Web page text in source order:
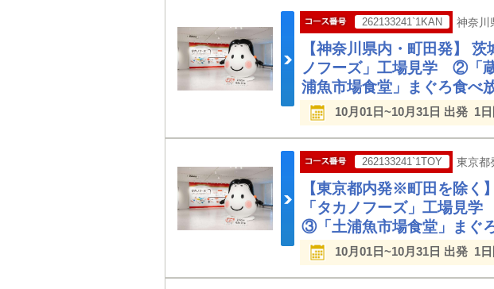
262133241`1KAN 神奈川
【神奈川県内・町田発】
ノフーズ」工場見学 ②「
浦魚市場食堂」まぐろ食べ
10月01日~10月31日 出発 1
262133241`1TOY 東京都
【東京都内発※町田を除く
「タカノフーズ」工場見
③「土浦魚市場食堂」まぐ
10月01日~10月31日 出発 1